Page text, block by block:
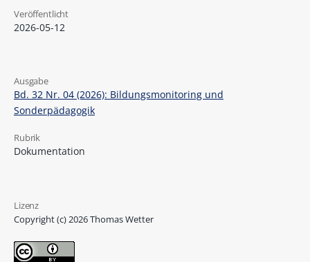
Veröffentlicht
2026-05-12
Ausgabe
Bd. 32 Nr. 04 (2026): Bildungsmonitoring und
Sonderpädagogik
Rubrik
Dokumentation
Lizenz
Copyright (c) 2026 Thomas Wetter